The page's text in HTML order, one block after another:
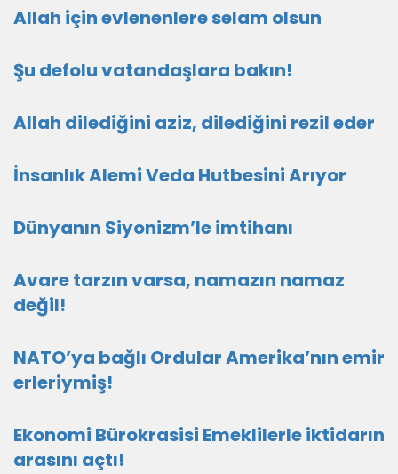
Allah için evlenenlere selam olsun
Şu defolu vatandaşlara bakın!
Allah dilediğini aziz, dilediğini rezil eder
İnsanlık Alemi Veda Hutbesini Arıyor
Dünyanın Siyonizm’le imtihanı
Avare tarzın varsa, namazın namaz
değil!
NATO’ya bağlı Ordular Amerika’nın emir
erleriymiş!
Ekonomi Bürokrasisi Emeklilerle iktidarın
arasını açtı!